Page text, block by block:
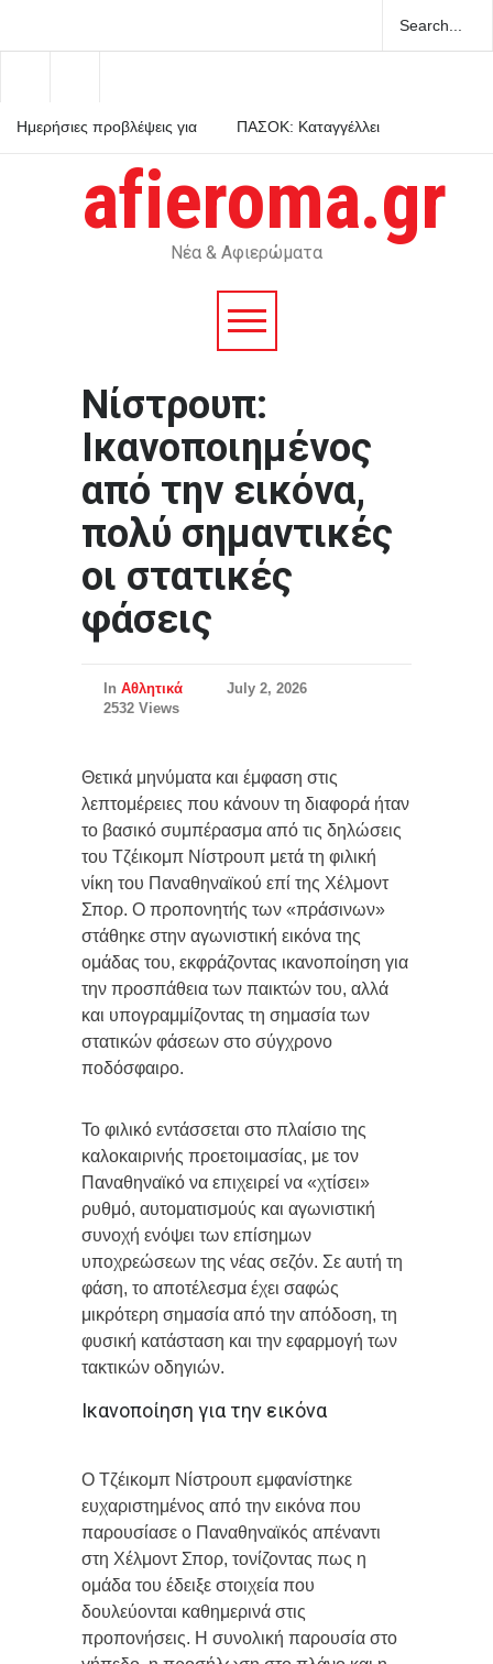
Ημερήσιες προβλέψεις για
ΠΑΣΟΚ: Καταγγέλλει
στην Άγκυρα και σαφείς
δεσμεύσεις από την
κυβέρνηση
Τραγωδία στην Κρήτη:
Ολλανδή τουρίστρια πνίγηκε
στα Μάλια προσπαθώντας
να σώσει τη φίλη της
μπροστά σε ανήλικα παιδιά
afieroma.gr
Νέα & Αφιερώματα
Νίστρουπ:
Ικανοποιημένος
από την εικόνα,
πολύ σημαντικές
οι στατικές
φάσεις
In Αθλητικά
July 2, 2026
2532 Views
Θετικά μηνύματα και έμφαση στις
λεπτομέρειες που κάνουν τη διαφορά ήταν
το βασικό συμπέρασμα από τις δηλώσεις
του Τζέικομπ Νίστρουπ μετά τη φιλική
νίκη του Παναθηναϊκού επί της Χέλμοντ
Σπορ. Ο προπονητής των «πράσινων»
στάθηκε στην αγωνιστική εικόνα της
ομάδας του, εκφράζοντας ικανοποίηση για
την προσπάθεια των παικτών του, αλλά
και υπογραμμίζοντας τη σημασία των
στατικών φάσεων στο σύγχρονο
ποδόσφαιρο.
Το φιλικό εντάσσεται στο πλαίσιο της
καλοκαιρινής προετοιμασίας, με τον
Παναθηναϊκό να επιχειρεί να «χτίσει»
ρυθμό, αυτοματισμούς και αγωνιστική
συνοχή ενόψει των επίσημων
υποχρεώσεων της νέας σεζόν. Σε αυτή τη
φάση, το αποτέλεσμα έχει σαφώς
μικρότερη σημασία από την απόδοση, τη
φυσική κατάσταση και την εφαρμογή των
τακτικών οδηγιών.
Ικανοποίηση για την εικόνα
Ο Τζέικομπ Νίστρουπ εμφανίστηκε
ευχαριστημένος από την εικόνα που
παρουσίασε ο Παναθηναϊκός απέναντι
στη Χέλμοντ Σπορ, τονίζοντας πως η
ομάδα του έδειξε στοιχεία που
δουλεύονται καθημερινά στις
προπονήσεις. Η συνολική παρουσία στο